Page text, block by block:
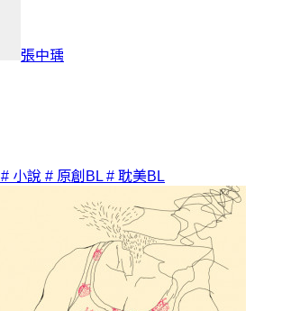
張中瑀
# 小說 # 原創BL # 耽美BL